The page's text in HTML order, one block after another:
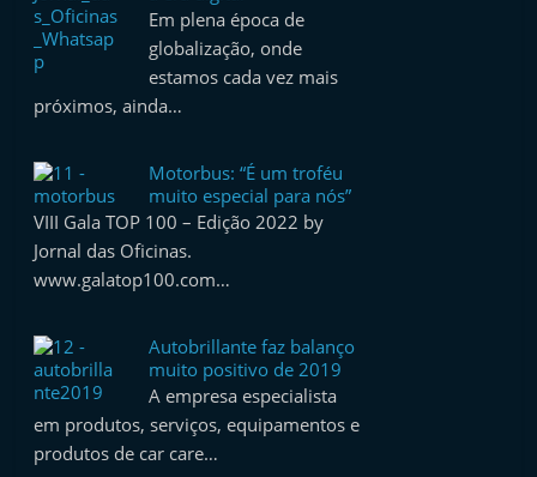
e
m
P
r
u
a
Em plena época de
globalização, onde
estamos cada vez mais
próximos, ainda…
Motorbus: “É um troféu
muito especial para nós”
VIII Gala TOP 100 – Edição 2022 by
Jornal das Oficinas.
www.galatop100.com…
Autobrillante faz balanço
muito positivo de 2019
A empresa especialista
em produtos, serviços, equipamentos e
produtos de car care…